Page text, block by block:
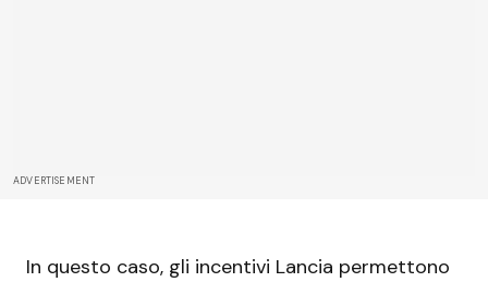
ADVERTISEMENT
In questo caso, gli incentivi Lancia permettono